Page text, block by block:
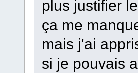
plus justifier
ça me
mais j'ai
si je pouvais